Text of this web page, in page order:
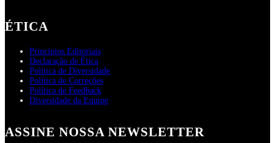
ÉTICA
Princípios Editoriais
Declaração de Ética
Política de Diversidade
Política de Correções
Política de Feedback
Diversidade da Equipe
ASSINE NOSSA NEWSLETTER